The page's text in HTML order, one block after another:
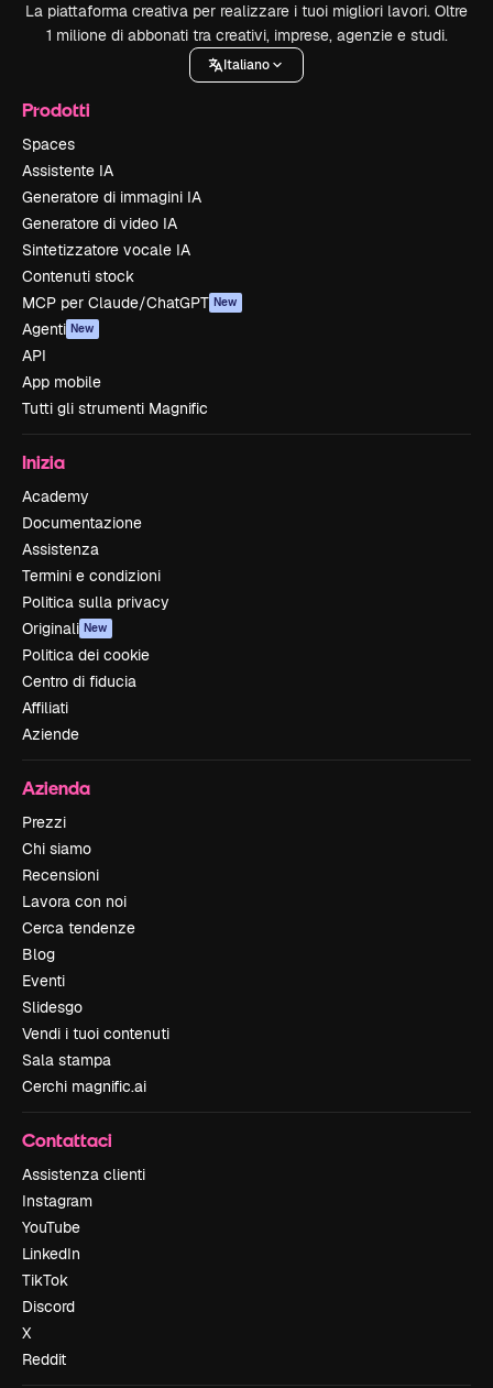
La piattaforma creativa per realizzare i tuoi migliori lavori. Oltre
1 milione di abbonati tra creativi, imprese, agenzie e studi.
Italiano
Prodotti
Spaces
Assistente IA
Generatore di immagini IA
Generatore di video IA
Sintetizzatore vocale IA
Contenuti stock
MCP per Claude/ChatGPT New
Agenti New
API
App mobile
Tutti gli strumenti Magnific
Inizia
Academy
Documentazione
Assistenza
Termini e condizioni
Politica sulla privacy
Originali New
Politica dei cookie
Centro di fiducia
Affiliati
Aziende
Azienda
Prezzi
Chi siamo
Recensioni
Lavora con noi
Cerca tendenze
Blog
Eventi
Slidesgo
Vendi i tuoi contenuti
Sala stampa
Cerchi magnific.ai
Contattaci
Assistenza clienti
Instagram
YouTube
LinkedIn
TikTok
Discord
X
Reddit